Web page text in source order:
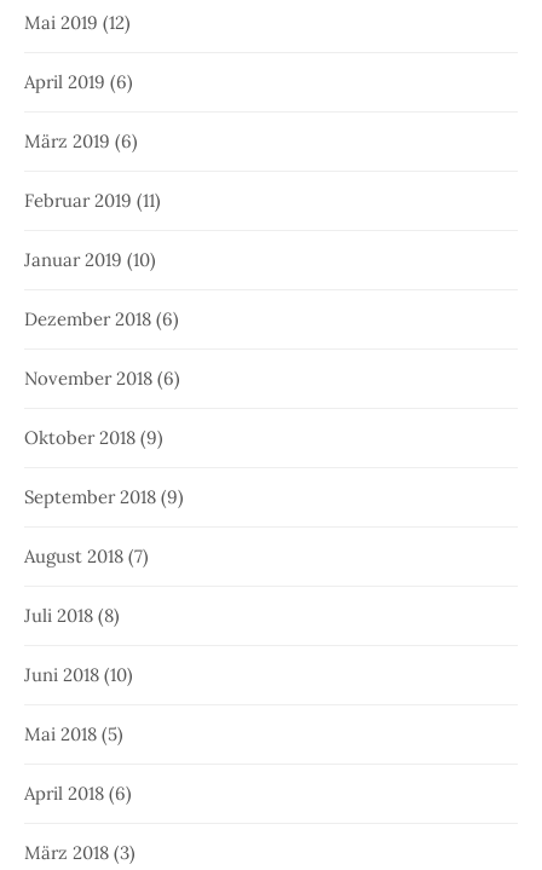
Mai 2019 (12)
April 2019 (6)
März 2019 (6)
Februar 2019 (11)
Januar 2019 (10)
Dezember 2018 (6)
November 2018 (6)
Oktober 2018 (9)
September 2018 (9)
August 2018 (7)
Juli 2018 (8)
Juni 2018 (10)
Mai 2018 (5)
April 2018 (6)
März 2018 (3)